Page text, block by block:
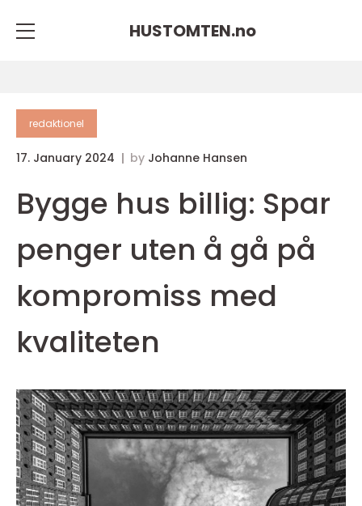
HUSTOMTEN.no
redaktionel
17. January 2024 by Johanne Hansen
Bygge hus billig: Spar
penger uten å gå på
kompromiss med
kvaliteten